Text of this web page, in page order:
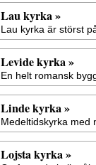
Lau kyrka »
Lau kyrka är störst
Levide kyrka »
En helt romansk
Linde kyrka »
Medeltidskyrka med
Lojsta kyrka »